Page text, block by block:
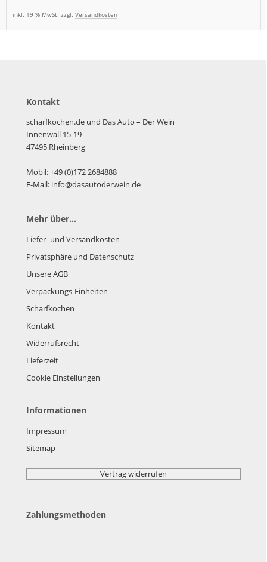
inkl. 19 % MwSt. zzgl. Versandkosten
Kontakt
scharfkochen.de und Das Auto – Der Wein
Innenwall 15-19
47495 Rheinberg
Mobil: +49 (0)172 2684888
E-Mail: info@dasautoderwein.de
Mehr über...
Liefer- und Versandkosten
Privatsphäre und Datenschutz
Unsere AGB
Verpackungs-Einheiten
Scharfkochen
Kontakt
Widerrufsrecht
Lieferzeit
Cookie Einstellungen
Informationen
Impressum
Sitemap
Vertrag widerrufen
Zahlungsmethoden